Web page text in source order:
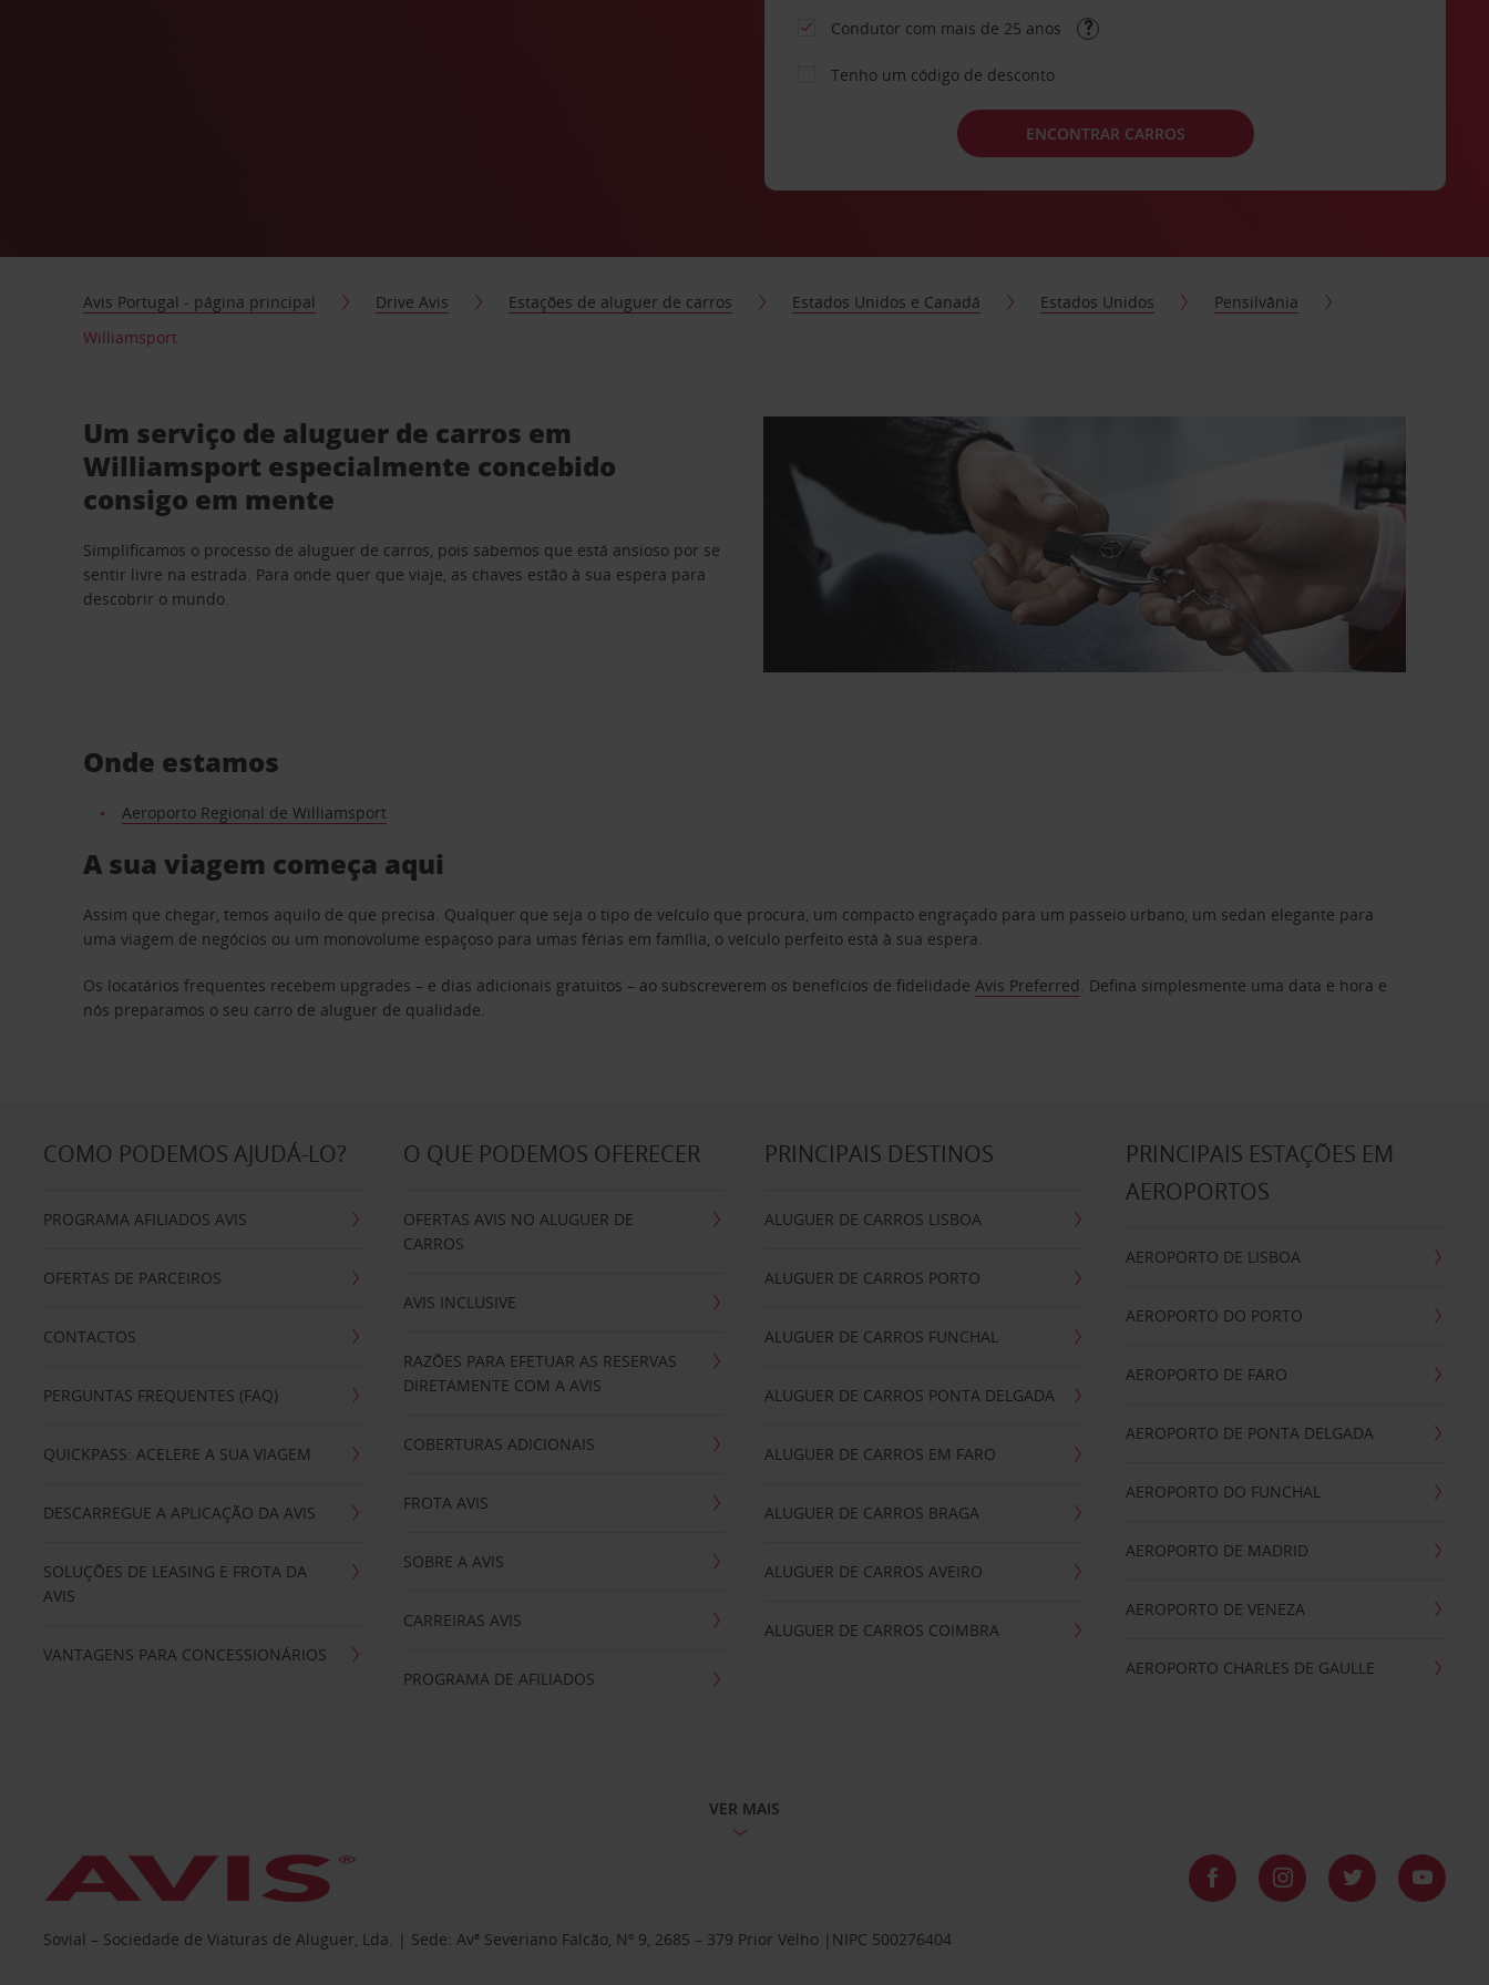
Condutor com mais de 25 anos
Tenho um código de desconto
ENCONTRAR CARROS
Avis Portugal - página principal Drive Avis Estações de aluguer de carros Estados Unidos e Canadá Estados Unidos
Pensilvânia
Williamsport
Um serviço de aluguer de carros em
Williamsport especialmente concebido
consigo em mente
Simplificamos o processo de aluguer de carros, pois sabemos que está ansioso por se
sentir livre na estrada. Para onde quer que viaje, as chaves estão à sua espera para
descobrir o mundo.
Onde estamos
Aeroporto Regional de Williamsport
A sua viagem começa aqui
Assim que chegar, temos aquilo de que precisa. Qualquer que seja o tipo de veículo que procura, um compacto engraçado para um passeio urbano, um sedan elegante para
uma viagem de negócios ou um monovolume espaçoso para umas férias em família, o veículo perfeito está à sua espera.
Os locatários frequentes recebem upgrades – e dias adicionais gratuitos – ao subscreverem os benefícios de fidelidadeAvis Preferred. Defina simplesmente uma data e hora e
nós preparamos o seu carro de aluguer de qualidade.
COMO PODEMOS AJUDÁ-LO?
PROGRAMA AFILIADOS AVIS
OFERTAS DE PARCEIROS
CONTACTOS
PERGUNTAS FREQUENTES (FAQ)
QUICKPASS: ACELERE A SUA VIAGEM
DESCARREGUE A APLICAÇÃO DA AVIS
SOLUÇÕES DE LEASING E FROTA DA
AVIS
VANTAGENS PARA CONCESSIONÁRIOS
O QUE PODEMOS OFERECER
OFERTAS AVIS NO ALUGUER DE
CARROS
AVIS INCLUSIVE
RAZÕES PARA EFETUAR AS RESERVAS
DIRETAMENTE COM A AVIS
COBERTURAS ADICIONAIS
FROTA AVIS
SOBRE A AVIS
CARREIRAS AVIS
PROGRAMA DE AFILIADOS
PRINCIPAIS DESTINOS
ALUGUER DE CARROS LISBOA
ALUGUER DE CARROS PORTO
ALUGUER DE CARROS FUNCHAL
ALUGUER DE CARROS PONTA DELGADA
ALUGUER DE CARROS EM FARO
ALUGUER DE CARROS BRAGA
ALUGUER DE CARROS AVEIRO
ALUGUER DE CARROS COIMBRA
PRINCIPAIS ESTAÇÕES EM
AEROPORTOS
AEROPORTO DE LISBOA
AEROPORTO DO PORTO
AEROPORTO DE FARO
AEROPORTO DE PONTA DELGADA
AEROPORTO DO FUNCHAL
AEROPORTO DE MADRID
AEROPORTO DE VENEZA
AEROPORTO CHARLES DE GAULLE
VER MAIS
Sovial – Sociedade de Viaturas de Aluguer, Lda. | Sede: Avª Severiano Falcão, Nº 9, 2685 – 379 Prior Velho |NIPC 500276404